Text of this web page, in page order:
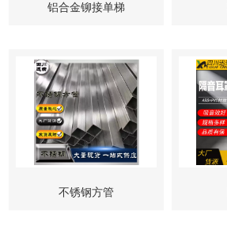
铝合金铆接单梯
不锈钢方管